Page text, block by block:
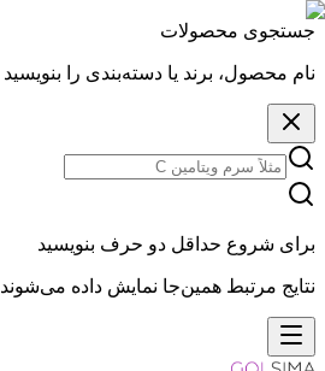
جستجوی محصولات
نام محصول، برند یا دسته‌بندی را بنویسید
برای شروع حداقل دو حرف بنویسید
نتایج مرتبط همین‌جا نمایش داده می‌شوند